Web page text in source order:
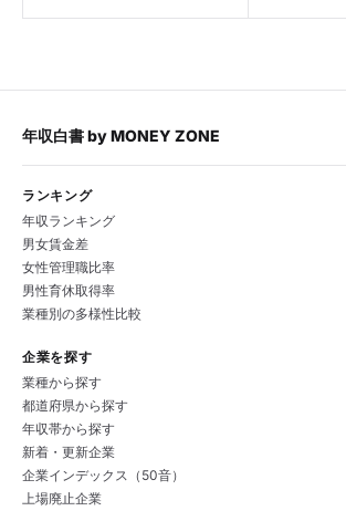
年収白書byMONEY ZONE
ランキング
年収ランキング
男女賃金差
女性管理職比率
男性育休取得率
業種別の多様性比較
企業を探す
業種から探す
都道府県から探す
年収帯から探す
新着・更新企業
企業インデックス（50音）
上場廃止企業